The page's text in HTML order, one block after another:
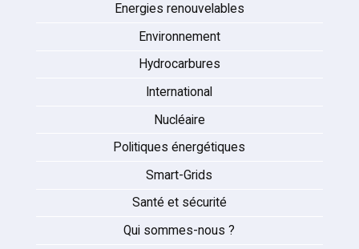
Energies renouvelables
Environnement
Hydrocarbures
International
Nucléaire
Politiques énergétiques
Smart-Grids
Santé et sécurité
Qui sommes-nous ?